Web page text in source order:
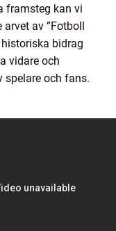
framsteg kan vi
av ”Fotboll
bidrag
vidare och
spelare och fans.